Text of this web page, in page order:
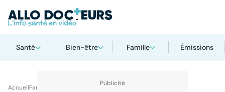
Santé Bien-être Famille Émissions
AccueilFamille